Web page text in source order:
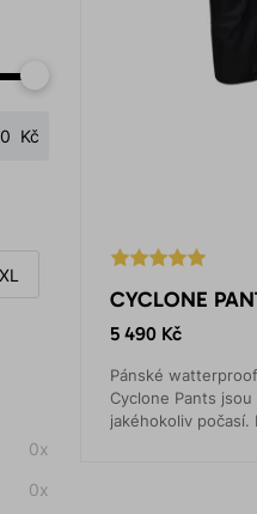
Kč
XL
0x
0x
CYCLONE
5 490 Kč
Pánské
Cyclone Pants
jakéhokoliv počasí.